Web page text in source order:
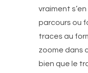
vraiment
parcours ou
traces au
zoome dans
bien que le